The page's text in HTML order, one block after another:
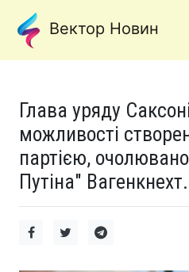
Вектор Новин
Глава уряду
можливості
партією,
Путіна" Вагенкнехт.